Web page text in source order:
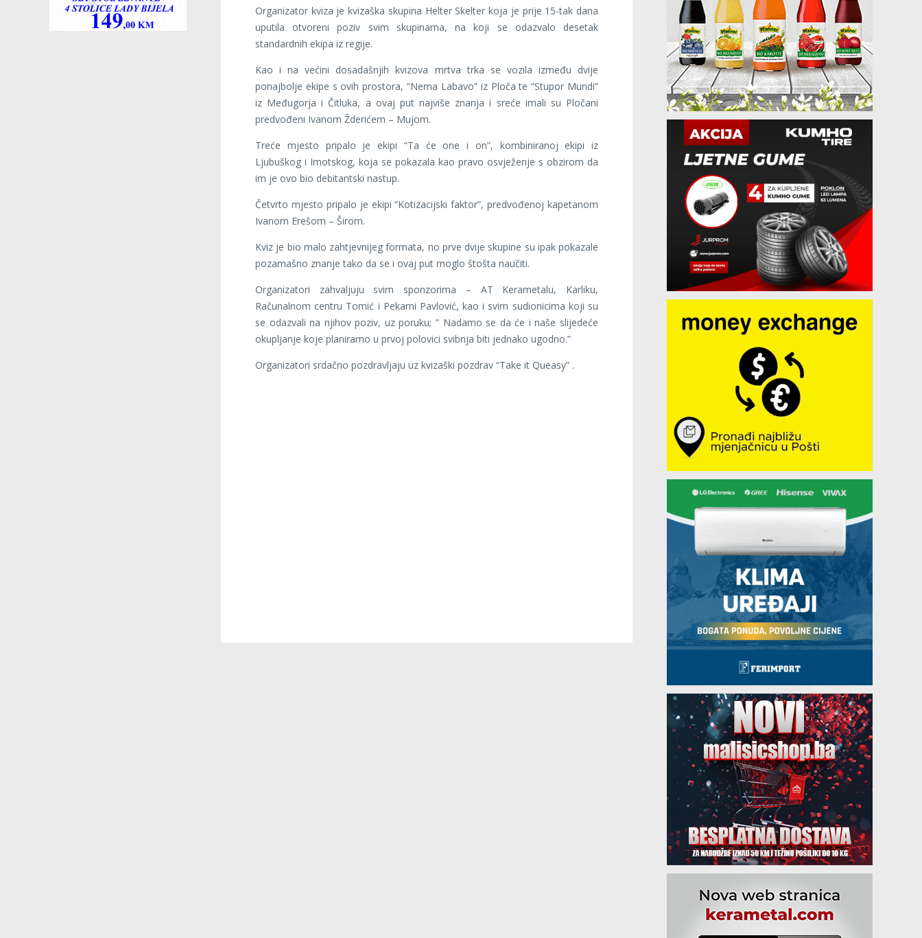
Organizator kviza je kvizaška skupina Helter Skelter koja je prije 15-tak dana
uputila otvoreni poziv svim skupinama, na koji se odazvalo desetak
standardnih ekipa iz regije.
Kao i na većini dosadašnjih kvizova mrtva trka se vozila između dvije
ponajbolje ekipe s ovih prostora, “Nema Labavo” iz Ploča te “Stupor Mundi”
iz Međugorja i Čitluka, a ovaj put najviše znanja i sreće imali su Pločani
predvođeni Ivanom Žderićem – Mujom.
Treće mjesto pripalo je ekipi “Ta će one i on”, kombiniranoj ekipi iz
Ljubuškog i Imotskog, koja se pokazala kao pravo osvježenje s obzirom da
im je ovo bio debitantski nastup.
Četvrto mjesto pripalo je ekipi “Kotizacijski faktor”, predvođenoj kapetanom
Ivanom Erešom – Širom.
Kviz je bio malo zahtjevnijeg formata, no prve dvije skupine su ipak pokazale
pozamašno znanje tako da se i ovaj put moglo štošta naučiti.
Organizatori zahvaljuju svim sponzorima – AT Kerametalu, Karliku,
Računalnom centru Tomić i Pekarni Pavlović, kao i svim sudionicima koji su
se odazvali na njihov poziv, uz poruku; ” Nadamo se da će i naše slijedeće
okupljanje koje planiramo u prvoj polovici svibnja biti jednako ugodno.”
Organizatori srdačno pozdravljaju uz kvizaški pozdrav “Take it Queasy” .